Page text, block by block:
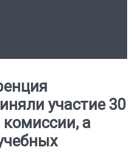
участие 30
а